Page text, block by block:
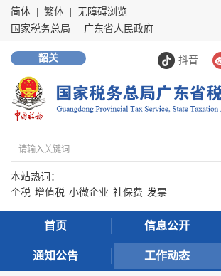
简体 繁体
无障碍浏览
国家税务总局
广东省人民政府
抖音
韶关
本站热词：
个税 增值税 小微企业 社保费 发票
首页 信息公开
通知公告 工作动态